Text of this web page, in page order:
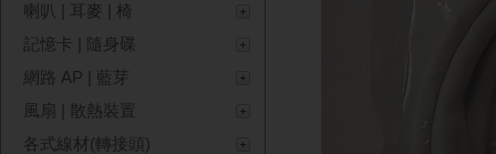
喇叭 | 耳麥 | 椅
記憶卡 | 隨身碟
網路 AP | 藍芽
風扇 | 散熱裝置
各式線材(轉接頭)